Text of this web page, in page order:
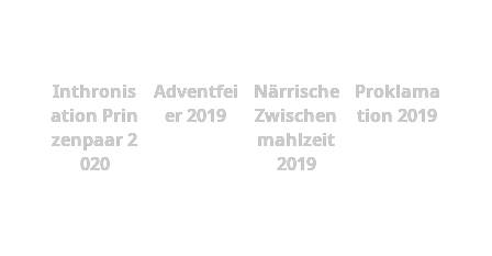
Inthronis
ation Prin
zenpaar 2
020
Adventfei
er 2019
Närrische
Zwischen
mahlzeit
2019
Proklama
tion 2019